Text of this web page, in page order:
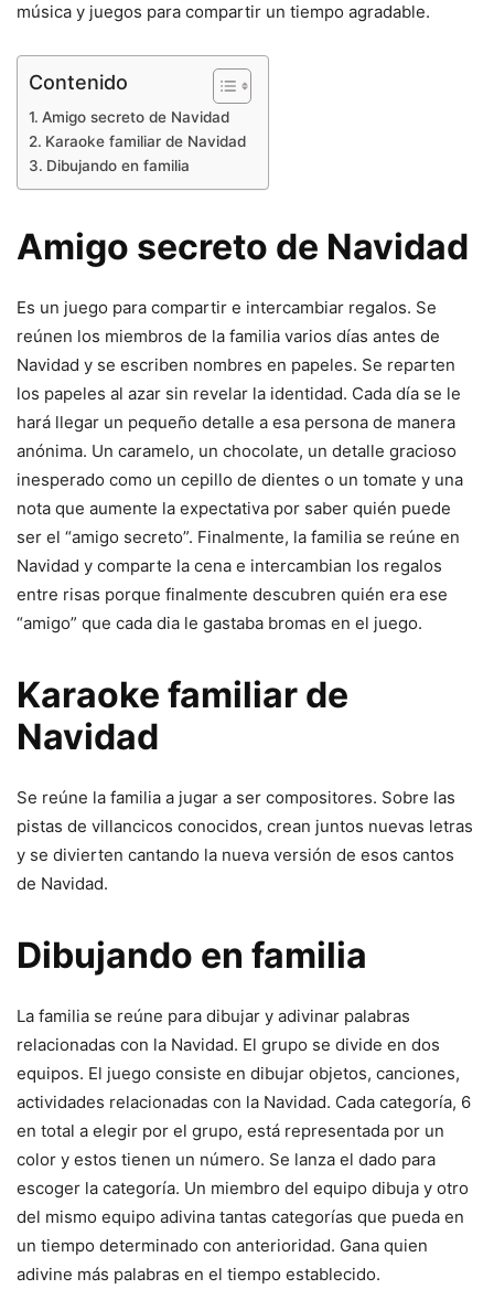
música y juegos para compartir un tiempo agradable.
Contenido
Amigo secreto de Navidad
Karaoke familiar de Navidad
Dibujando en familia
Amigo secreto de Navidad
Es un juego para compartir e intercambiar regalos. Se
reúnen los miembros de la familia varios días antes de
Navidad y se escriben nombres en papeles. Se reparten
los papeles al azar sin revelar la identidad. Cada día se le
hará llegar un pequeño detalle a esa persona de manera
anónima. Un caramelo, un chocolate, un detalle gracioso
inesperado como un cepillo de dientes o un tomate y una
nota que aumente la expectativa por saber quién puede
ser el “amigo secreto”. Finalmente, la familia se reúne en
Navidad y comparte la cena e intercambian los regalos
entre risas porque finalmente descubren quién era ese
“amigo” que cada dia le gastaba bromas en el juego.
Karaoke familiar de
Navidad
Se reúne la familia a jugar a ser compositores. Sobre las
pistas de villancicos conocidos, crean juntos nuevas letras
y se divierten cantando la nueva versión de esos cantos
de Navidad.
Dibujando en familia
La familia se reúne para dibujar y adivinar palabras
relacionadas con la Navidad. El grupo se divide en dos
equipos. El juego consiste en dibujar objetos, canciones,
actividades relacionadas con la Navidad. Cada categoría, 6
en total a elegir por el grupo, está representada por un
color y estos tienen un número. Se lanza el dado para
escoger la categoría. Un miembro del equipo dibuja y otro
del mismo equipo adivina tantas categorías que pueda en
un tiempo determinado con anterioridad. Gana quien
adivine más palabras en el tiempo establecido.